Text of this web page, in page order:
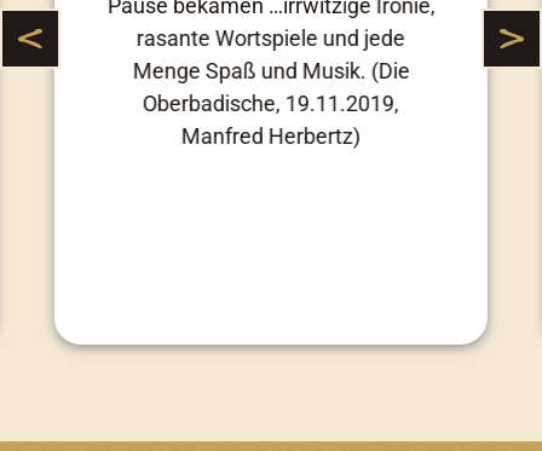
Pause bekamen …irrwitzige Ironie,
rasante Wortspiele und jede
Menge Spaß und Musik. (Die
Oberbadische, 19.11.2019,
Manfred Herbertz)